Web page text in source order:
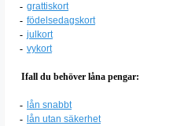
- grattiskort
- födelsedagskort
- julkort
- vykort
Ifall du behöver låna pengar:
- lån snabbt
- lån utan säkerhet